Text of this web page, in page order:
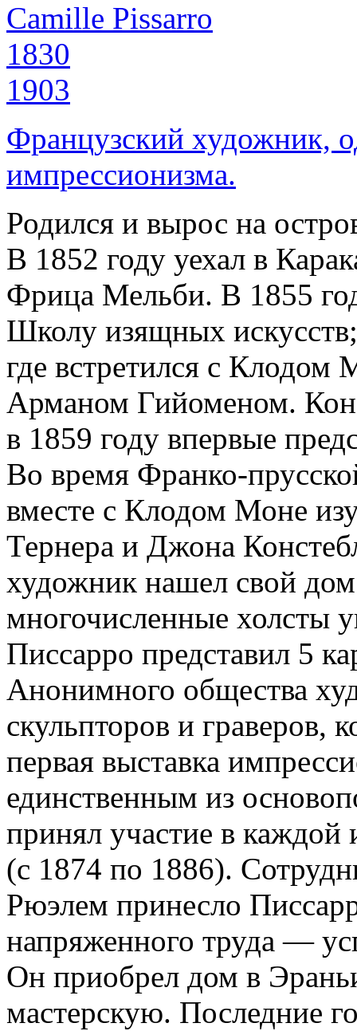
Camille Pissarro
1830
1903
Французский художник,
импрессионизма.
Родился и вырос на
В 1852 году уехал в
Фрица Мельби. В 1855
Школу изящных
где встретился с
Арманом Гийоменом.
в 1859 году впервые
Во время Франко-
вместе с Клодом Моне
Тернера и Джона
художник нашел свой
многочисленные холсты
Писсарро представил 5
Анонимного общества
скульпторов и граверов,
первая выставка
единственным из
принял участие в каждой
(с 1874 по 1886).
Рюэлем принесло
напряженного труда —
Он приобрел дом в
мастерскую. Последние